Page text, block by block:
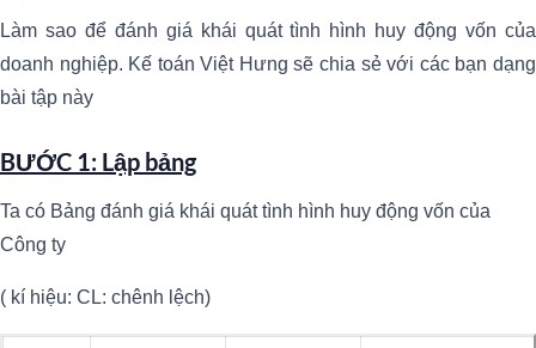
Làm sao để đánh giá khái quát tình hình huy động vốn của
doanh nghiệp. Kế toán Việt Hưng sẽ chia sẻ với các bạn dạng
bài tập này
BƯỚC 1: Lập bảng
Ta có Bảng đánh giá khái quát tình hình huy động vốn của
Công ty
( kí hiệu: CL: chênh lệch)